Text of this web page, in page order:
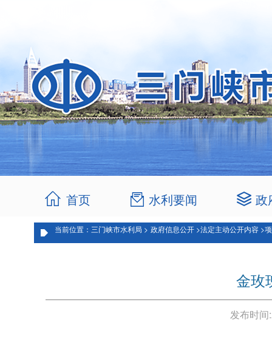
首页 水利要闻 政
当前位置：三门峡市水利局 > 政府信息公开 >法定主动公开内容 >
金玫
发布时间: